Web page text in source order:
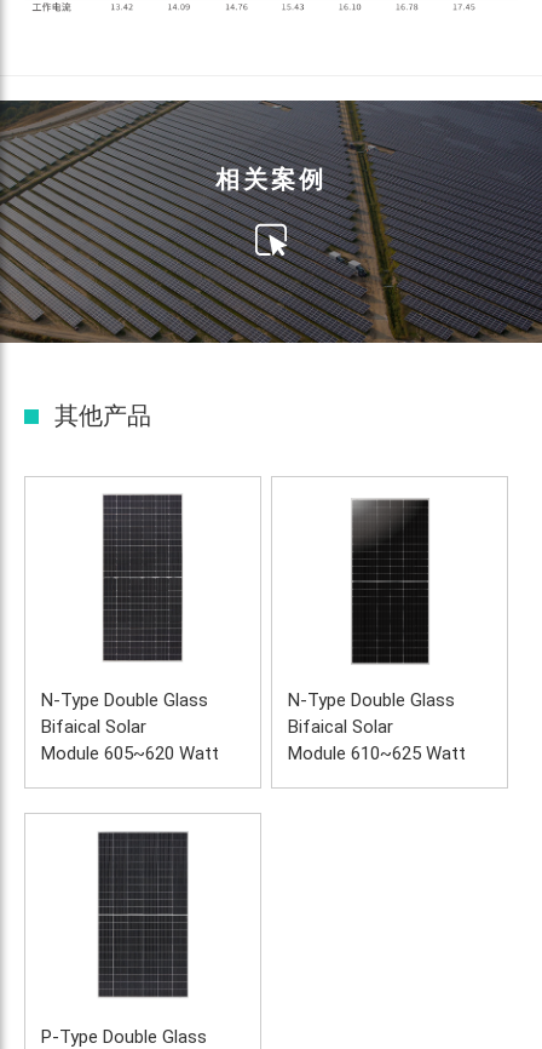
相关案例
其他产品
N-Type Double Glass
Bifaical Solar
Module 605~620 Watt
N-Type Double Glass
Bifaical Solar
Module 610~625 Watt
P-Type Double Glass